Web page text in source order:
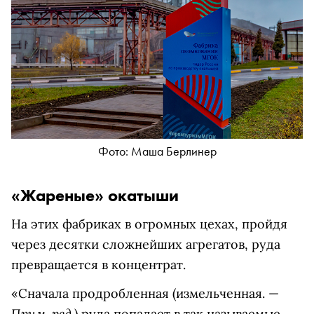
Фото: Маша Берлинер
«Жареные» окатыши
На этих фабриках в огромных цехах, пройдя
через десятки сложнейших агрегатов, руда
превращается в концентрат.
«Сначала продробленная (измельченная. —